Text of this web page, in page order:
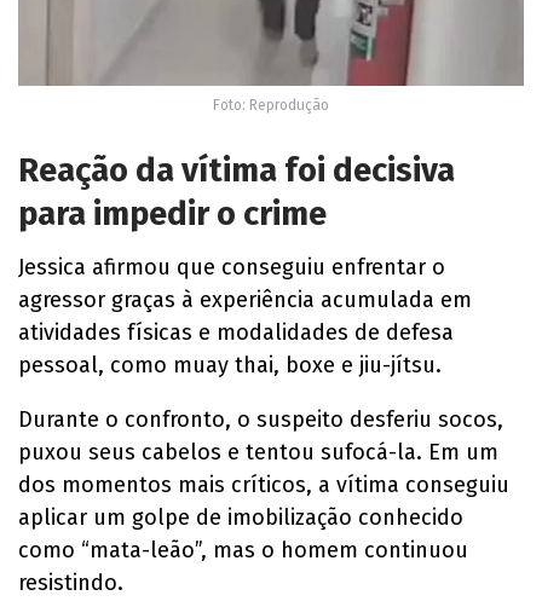
Foto: Reprodução
Reação da vítima foi decisiva
para impedir o crime
Jessica afirmou que conseguiu enfrentar o
agressor graças à experiência acumulada em
atividades físicas e modalidades de defesa
pessoal, como muay thai, boxe e jiu-jítsu.
Durante o confronto, o suspeito desferiu socos,
puxou seus cabelos e tentou sufocá-la. Em um
dos momentos mais críticos, a vítima conseguiu
aplicar um golpe de imobilização conhecido
como “mata-leão”, mas o homem continuou
resistindo.